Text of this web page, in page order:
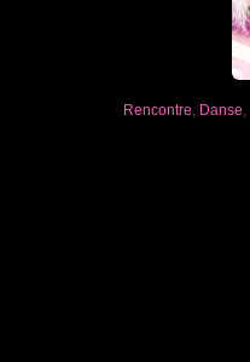
Rencontre Danse